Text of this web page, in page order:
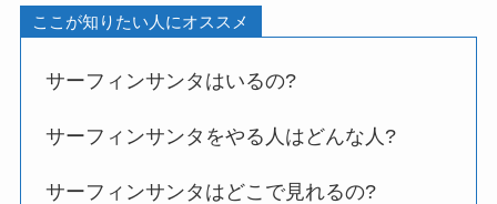
ここが知りたい人にオススメ
サーフィンサンタはいるの?
サーフィンサンタをやる人はどんな人?
サーフィンサンタはどこで見れるの?